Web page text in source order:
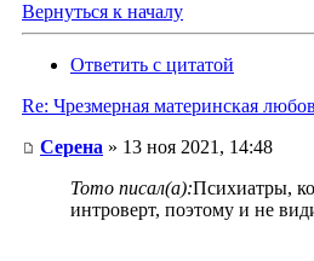
Вернуться к началу
Ответить с цитатой
Re: Чрезмерная материнская
Серена » 13 ноя 2021, 14:48
Тото писал(а):Психиатры,
интроверт, поэтому и не